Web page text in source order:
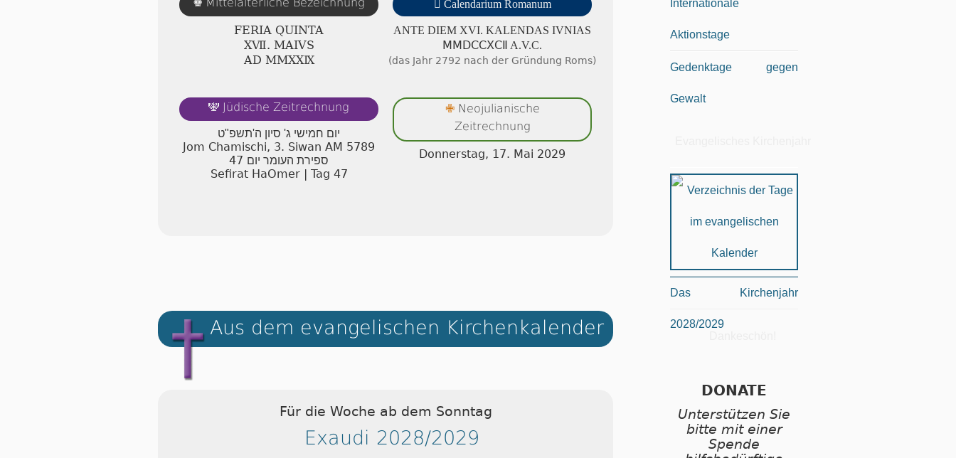
♚
FERIA QUINTA
ⅩⅦ. MAIVS
AD ⅯⅯⅩⅩⅨ
 Calendarium Romanum
ANTE DIEM XVI. KA­LEN­DAS IVNIAS
ⅯⅯⅮⅭⅭⅩⅭⅡ A.V.C.
(das Jahr 2792 nach der Gründung Roms)
🕎 Jüdische Zeitrechnung
יום חמישי ג' סיון ה'תשפ"ט
Jom Chamischi, 3. Siwan AM 5789
47 ספירת העומר יום
Sefirat HaOmer | Tag 47
✙Neojulianische
Zeitrechnung
Donnerstag, 17. Mai 2029
Aus dem evangelischen Kirchenkalender
Für die Woche ab dem Sonntag
Exaudi 2028/2029
Internationale
Aktionstage
Gedenktage gegen
Gewalt
Das Kirchenjahr
2028/2029
DONATE
Unterstützen Sie
bitte mit einer
Spende